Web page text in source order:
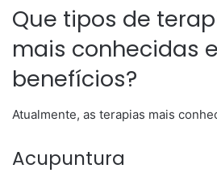
Que tipos de
mais conhecidas
benefícios?
Atualmente, as terapias mais
Acupuntura